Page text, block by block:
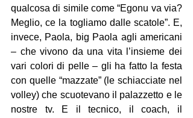
qualcosa di simile come “Egonu va via?
Meglio, ce la togliamo dalle scatole”. E,
invece, Paola, big Paola agli americani
– che vivono da una vita l’insieme dei
vari colori di pelle – gli ha fatto la festa
con quelle “mazzate” (le schiacciate nel
volley) che scuotevano il palazzetto e le
nostre tv. E il tecnico, il coach, il